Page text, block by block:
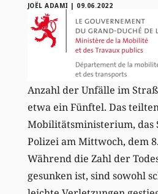
JOËL ADAMI | 09.06.2022
Anzahl der Unfälle im
etwa ein Fünftel. Das
Mobilitätsministerium, das
Polizei am Mittwoch, dem
Während die Zahl der
gesunken ist, sind sowohl